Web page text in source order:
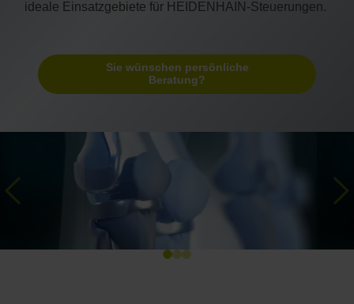
ideale Einsatzgebiete für HEIDENHAIN-Steuerungen.
Sie wünschen persönliche
Beratung?